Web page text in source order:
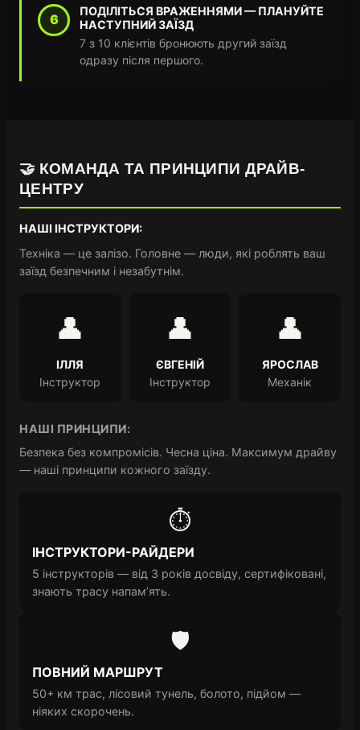
6
ПОДІЛІТЬСЯ ВРАЖЕННЯМИ — ПЛАНУЙТЕ
НАСТУПНИЙ ЗАЇЗД
7 з 10 клієнтів бронюють другий заїзд
одразу після першого.
🤝 КОМАНДА ТА ПРИНЦИПИ ДРАЙВ-
ЦЕНТРУ
НАШІ ІНСТРУКТОРИ:
Техніка — це залізо. Головне — люди, які роблять ваш
заїзд безпечним і незабутнім.
👤
ІЛЛЯ
Інструктор
👤
ЄВГЕНІЙ
Інструктор
👤
ЯРОСЛАВ
Механік
НАШІ ПРИНЦИПИ:
Безпека без компромісів. Чесна ціна. Максимум драйву
— наші принципи кожного заїзду.
⏱️
ІНСТРУКТОРИ-РАЙДЕРИ
5 інструкторів — від 3 років досвіду, сертифіковані,
знають трасу напам’ять.
🛡️
ПОВНИЙ МАРШРУТ
50+ км трас, лісовий тунель, болото, підйом —
ніяких скорочень.